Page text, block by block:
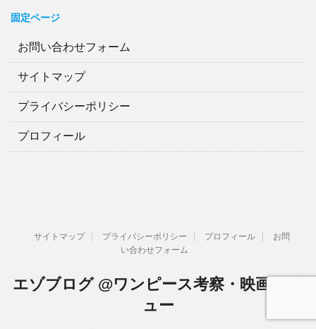
固定ページ
お問い合わせフォーム
サイトマップ
プライバシーポリシー
プロフィール
サイトマップ プライバシーポリシー プロフィール
お問
い合わせフォーム
エゾブログ @ワンピース考察・映画レビ
ュー